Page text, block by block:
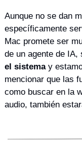
Aunque no se dan
específicamente
Mac promete ser
de un agente de IA,
el sistema y
mencionar que las
como buscar en la
audio, también